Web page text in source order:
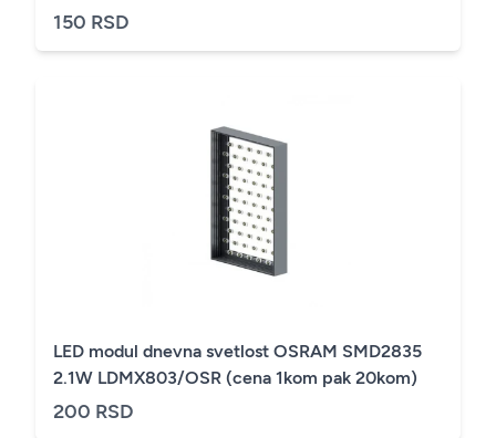
150 RSD
LED modul dnevna svetlost OSRAM SMD2835
2.1W LDMX803/OSR (cena 1kom pak 20kom)
200 RSD